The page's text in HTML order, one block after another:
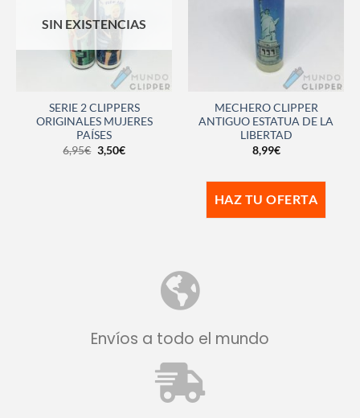
SIN EXISTENCIAS
SERIE 2 CLIPPERS
ORIGINALES MUJERES
PAÍSES
6,95€ 3,50€
MECHERO CLIPPER
ANTIGUO ESTATUA DE LA
LIBERTAD
8,99€
HAZ TU OFERTA
Envíos a todo el mundo